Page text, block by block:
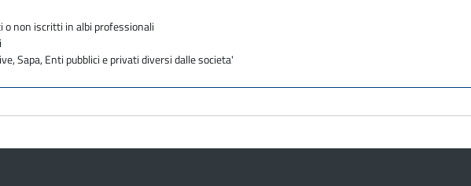
non iscritti in albi professionali
Sapa, Enti pubblici e privati diversi dalle societa'